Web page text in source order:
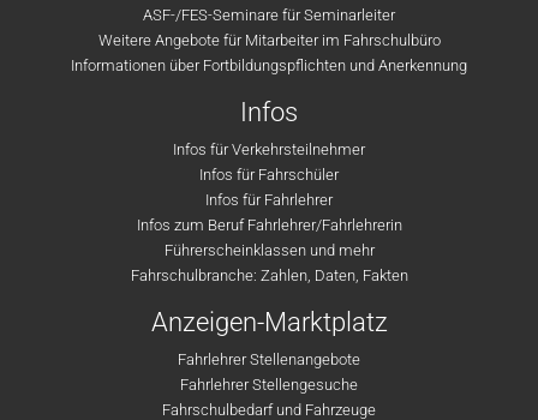
ASF-/FES-Seminare für Seminarleiter
Weitere Angebote für Mitarbeiter im Fahrschulbüro
Informationen über Fortbildungspflichten und Anerkennung
Infos
Infos für Verkehrsteilnehmer
Infos für Fahrschüler
Infos für Fahrlehrer
Infos zum Beruf Fahrlehrer/Fahrlehrerin
Führerscheinklassen und mehr
Fahrschulbranche: Zahlen, Daten, Fakten
Anzeigen-Marktplatz
Fahrlehrer Stellenangebote
Fahrlehrer Stellengesuche
Fahrschulbedarf und Fahrzeuge